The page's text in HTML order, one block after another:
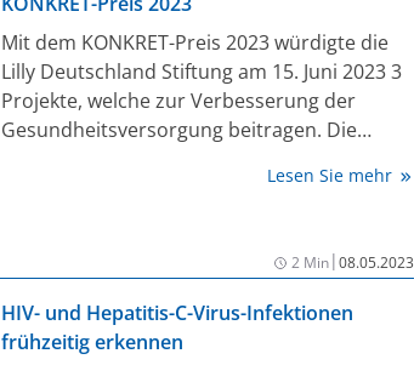
Mit dem KONKRET-Preis 2023 würdigte die
Lilly Deutschland Stiftung am 15. Juni 2023 3
Projekte, welche zur Verbesserung der
Gesundheitsversorgung beitragen. Die
Ansätze aus, bieten einen Mehrwert und
weiterdenken“.
Lesen Sie mehr
2 Min|08.05.2023
HIV- und Hepatitis-C-Virus-Infektionen
frühzeitig erkennen